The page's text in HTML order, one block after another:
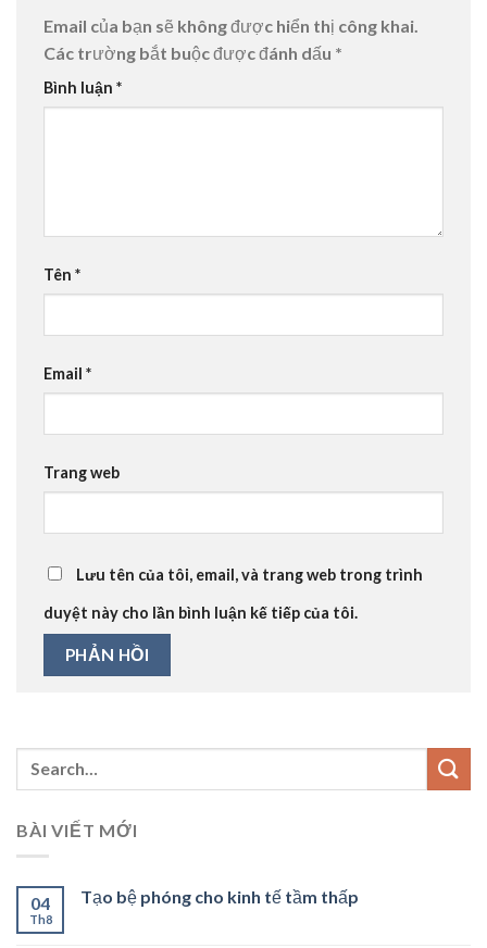
Email của bạn sẽ không được hiển thị công khai.
Các trường bắt buộc được đánh dấu *
Bình luận *
Tên *
Email *
Trang web
Lưu tên của tôi, email, và trang web trong trình
duyệt này cho lần bình luận kế tiếp của tôi.
BÀI VIẾT MỚI
04
Th8
Tạo bệ phóng cho kinh tế tầm thấp